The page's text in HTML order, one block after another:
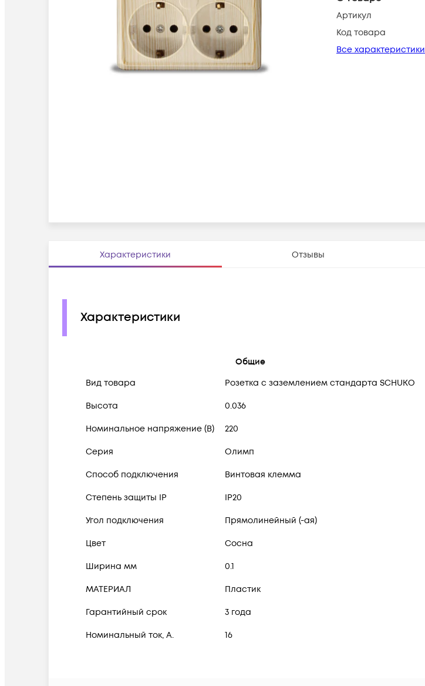
Артикул
Код товара
Все характеристики
Характеристики Отзывы
Характеристики
Общие
Вид товара
Розетка с заземлением стандарта SCHUKO
Высота 0.036
Номинальное напряжение (В) 220
Серия Олимп
Способ подключения Винтовая клемма
Степень защиты IP IP20
Угол подключения Прямолинейный (-ая)
Цвет Сосна
Ширина мм 0.1
МАТЕРИАЛ Пластик
Гарантийный срок 3 года
Номинальный ток, А. 16